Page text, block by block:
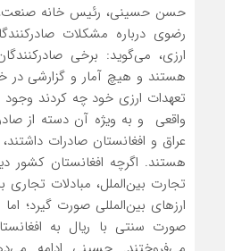
حسن حسینی، رئیس خانه
رضوی درباره مشکلات
ارزی،‌ می‌گوید: برخی
هستند و هیچ آمار و گزارشی در
تعهدات ارزی خود چه کردند
واقعی و به ویژه آن دسته از
عراق و افغانستان صادرات
هستند. اگرچه افغانستان
تجارت بین‌الملل، مبادلات تجاری
ارزهای بین‌المللی صورت گیرد؛
صورت سنتی با ریال به